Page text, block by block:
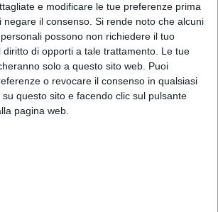
e modificare le tue preferenze prima
negare il consenso. Si rende noto che alcuni
possono non richiedere il tuo
diritto di opporti a tale trattamento. Le tue
solo a questo sito web. Puoi
o revocare il consenso in qualsiasi
questo sito e facendo clic sul pulsante
pagina web.